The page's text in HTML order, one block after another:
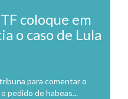
coloque em
o caso de Lula
para comentar o
pedido de habeas...